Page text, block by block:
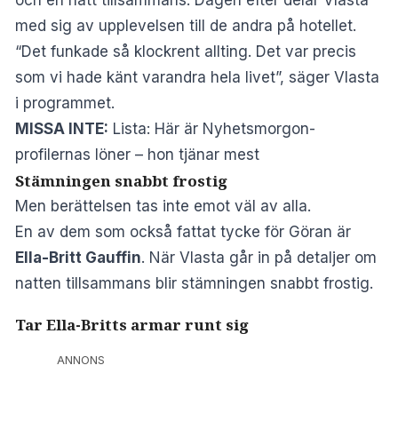
med sig av upplevelsen till de andra på hotellet.
“Det funkade så klockrent allting. Det var precis
som vi hade känt varandra hela livet”, säger Vlasta
i programmet.
MISSA INTE: Lista: Här är Nyhetsmorgon-
profilernas löner – hon tjänar mest
Stämningen snabbt frostig
Men berättelsen tas inte emot väl av alla.
En av dem som också fattat tycke för Göran är
Ella-Britt Gauffin. När Vlasta går in på detaljer om
natten tillsammans blir stämningen snabbt frostig.
Tar Ella-Britts armar runt sig
ANNONS